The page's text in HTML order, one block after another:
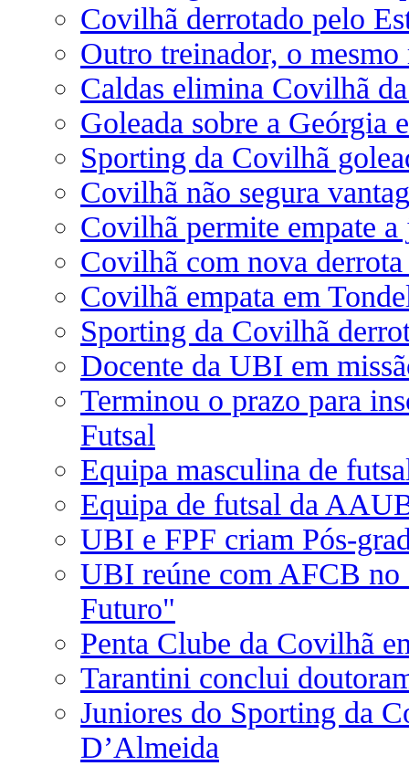
Covilhã derrotado pelo
Outro treinador, o mesmo
Caldas elimina Covilhã
Goleada sobre a Geórgia
Sporting da Covilhã
Covilhã não segura
Covilhã permite empate
Covilhã com nova derrota
Covilhã empata em
Sporting da Covilhã
Docente da UBI em
Terminou o prazo para
Futsal
Equipa masculina de
Equipa de futsal da
UBI e FPF criam Pós-
UBI reúne com AFCB no
Futuro"
Penta Clube da Covilhã
Tarantini conclui
Juniores do Sporting da
D’Almeida